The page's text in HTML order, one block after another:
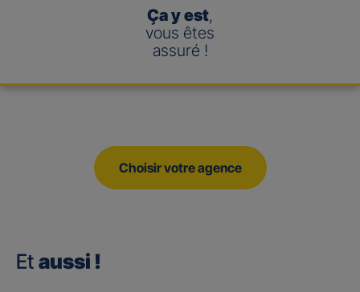
Ça y est,
vous êtes
assuré !
Choisir votre agence
Et aussi !